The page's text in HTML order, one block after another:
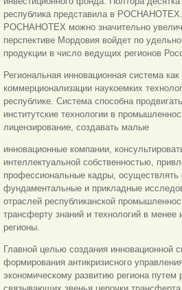
республика представила в РОСНАНОТЕХ.
РОСНАНОТЕХ можно значительно
перспективе Мордовия войдет по
продукции в число ведущих регионов
Региональная инновационная система
коммерционализации наукоемких
республике. Система способна
институтские технологии в
лицензирование, создавать малые
инновационные компании,
интеллектуальной собственностью,
профессиональные кадры, осуществлять
фундаментальные и прикладные
отраслей республиканской
трансферту знаний и технологий в менее
регионы.
Главной целью создания инновационной
формирования антикризисного
экономическому развитию региона путем